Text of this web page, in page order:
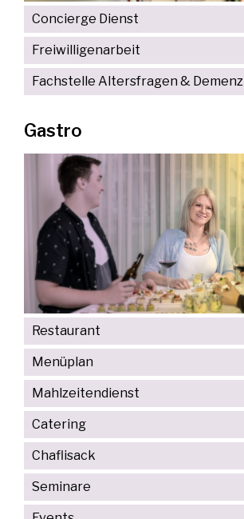
Concierge Dienst
Freiwilligenarbeit
Fachstelle Altersfragen & Demenz
Gastro
Restaurant
Menüplan
Mahlzeitendienst
Catering
Chaflisack
Seminare